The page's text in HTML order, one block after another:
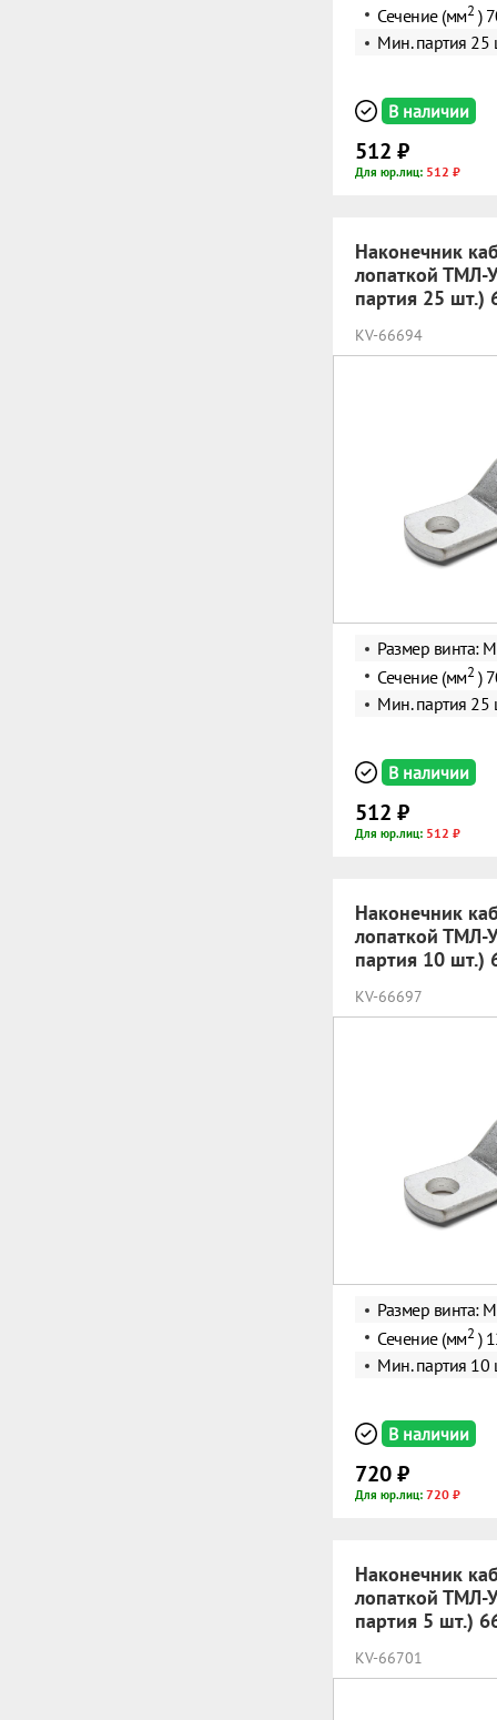
Сечение (мм2 )
Мин. партия 25
В наличии
512 ₽
Для юр.лиц: 512 ₽
Наконечник
лопаткой ТМЛ-
партия 25 шт.)
KV-66694
Размер винта:
Сечение (мм2 )
Мин. партия 25
В наличии
512 ₽
Для юр.лиц: 512 ₽
Наконечник
лопаткой ТМЛ-
партия 10 шт.)
KV-66697
Размер винта:
Сечение (мм2 )
Мин. партия 10
В наличии
720 ₽
Для юр.лиц: 720 ₽
Наконечник
лопаткой ТМЛ-
партия 5 шт.)
KV-66701